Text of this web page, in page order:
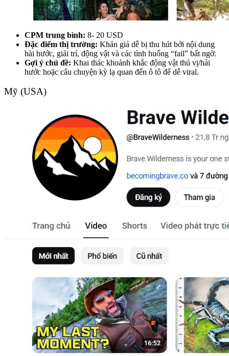
CPM trung bình: 8- 20 USD
Đặc điểm thị trường: Khán giả dễ bị thu hút bởi nội dung
hài hước, giải trí, động vật và các tình huống “fail” bất ngờ.
Gợi ý chủ đề: Khai thác khoảnh khắc động vật thú vị/hài
hước hoặc câu chuyện kỳ lạ quan đến ô tô để dễ viral.
Mỹ (USA)